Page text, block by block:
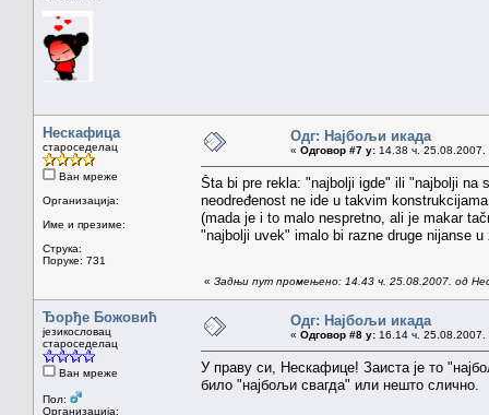
Нескафица
староседелац
Ван мреже
Организација:
Име и презиме:
Струка:
Поруке: 731
Одг: Најбољи икада
« Одговор #7 у: 14.38 ч. 25.08.2007.
Šta bi pre rekla: "najbolji igde" ili "najbolji na
neodređenost ne ide u takvim
(mada je i to malo nespretno, ali je makar
"najbolji uvek" imalo bi razne druge nijanse
« Задњи пут промењено: 14.43 ч. 25.08.2007. од
Ђорђе Божовић
језикословац
староседелац
Ван мреже
Пол:
Организација:
Одг: Најбољи икада
« Одговор #8 у: 16.14 ч. 25.08.2007.
У праву си, Нескафице! Заиста је то
било "најбољи свагда" или нешто слично.